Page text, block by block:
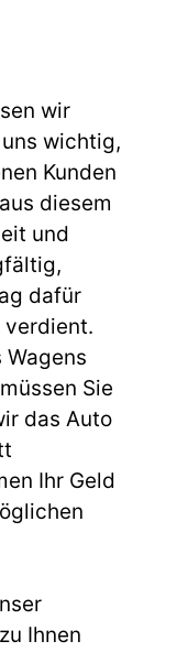
wir
wichtig,
Kunden
diesem
und
dafür
verdient.
Wagens
Sie
das Auto
Ihr Geld
Ihnen